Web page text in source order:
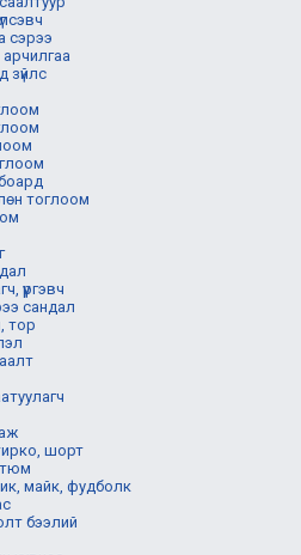
сэрээ
зүйлс
тоглоом
үүргэвч
сандал
тор
шорт
майк, фудболк
бээлий